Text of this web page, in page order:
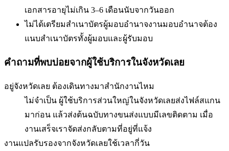
เอกสารอายุไม่เกิน 3–6 เดือนนับจากวันออก
ไม่ได้เตรียมสำเนาบัตรผู้มอบอำนาจงานมอบอำนาจต้อง
แนบสำเนาบัตรทั้งผู้มอบและผู้รับมอบ
คำถามที่พบบ่อยจากผู้ใช้บริการในจังหวัดเลย
อยู่จังหวัดเลย ต้องเดินทางมาสำนักงานไหม
ไม่จำเป็น ผู้ใช้บริการส่วนใหญ่ในจังหวัดเลยส่งไฟล์สแกน
มาก่อน แล้วส่งต้นฉบับทางขนส่งแบบมีเลขติดตาม เมื่อ
งานเสร็จเราจัดส่งกลับตามที่อยู่ที่แจ้ง
งานแปลรับรองจากจังหวัดเลยใช้เวลากี่วัน